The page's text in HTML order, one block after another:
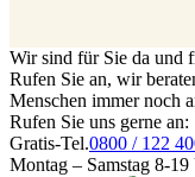
Wir sind für Sie da und
Rufen Sie an, wir
Menschen immer noch
Rufen Sie uns gerne an:
Gratis-Tel.0800 / 122
Montag – Samstag 8-